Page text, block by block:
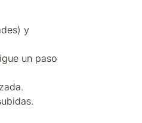
y
un paso